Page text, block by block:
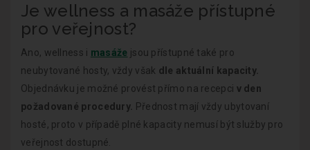
Je wellness a masáže přístupné
pro veřejnost?
Ano, wellness i masáže jsou přístupné také pro
neubytované hosty, vždy však dle aktuální kapacity.
Objednávku je možné provést přímo na recepci v den
požadované procedury. Přednost mají vždy ubytovaní
hosté, proto v případě plné kapacity nemusí být služby pro
veřejnost dostupné.